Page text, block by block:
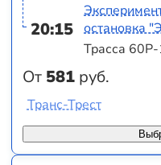
20:15
От 581 руб.
остановка
Трасса
Транс-Трест